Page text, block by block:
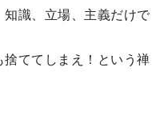
識、立場、主義だけで
ててしまえ！という禅